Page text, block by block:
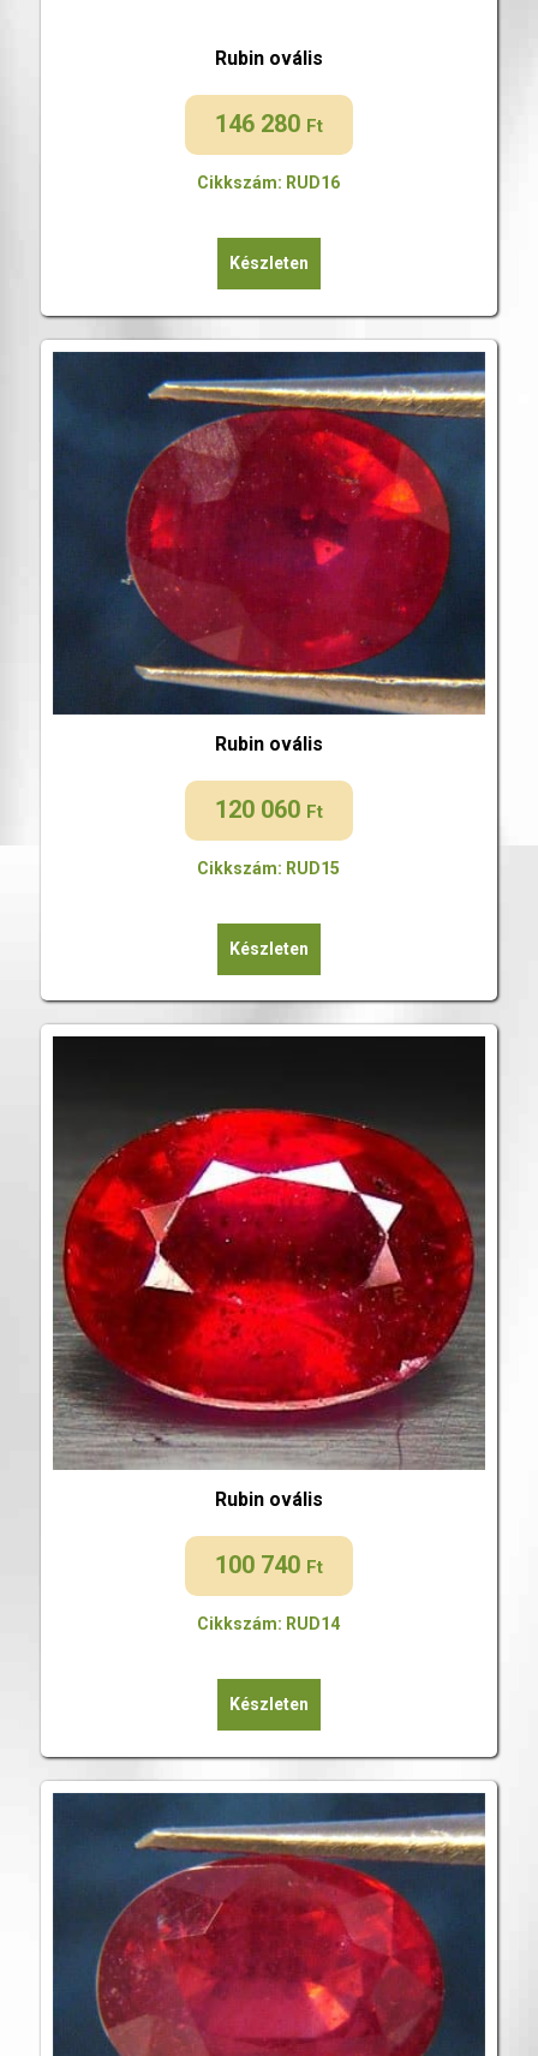
Rubin ovális
146 280 Ft
Cikkszám: RUD16
Készleten
Rubin ovális
120 060 Ft
Cikkszám: RUD15
Készleten
Rubin ovális
100 740 Ft
Cikkszám: RUD14
Készleten